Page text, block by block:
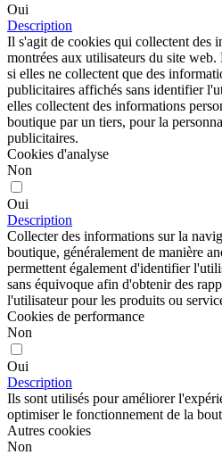
Oui
Description
Il s'agit de cookies qui collectent des
montrées aux utilisateurs du site
si elles ne collectent que des
publicitaires affichés sans identifier
elles collectent des informations
boutique par un tiers, pour la
publicitaires.
Cookies d'analyse
Non
Oui
Description
Collecter des informations sur la
boutique, généralement de manière
permettent également d'identifier
sans équivoque afin d'obtenir des
l'utilisateur pour les produits ou
Cookies de performance
Non
Oui
Description
Ils sont utilisés pour améliorer
optimiser le fonctionnement de la
Autres cookies
Non